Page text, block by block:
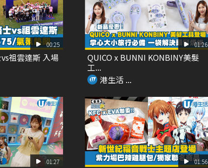
00:25
祖雲達斯 入場
01:26
QUICO x BUNNI KONBINY美髮
工...
港生活 ...
01:27 01:56